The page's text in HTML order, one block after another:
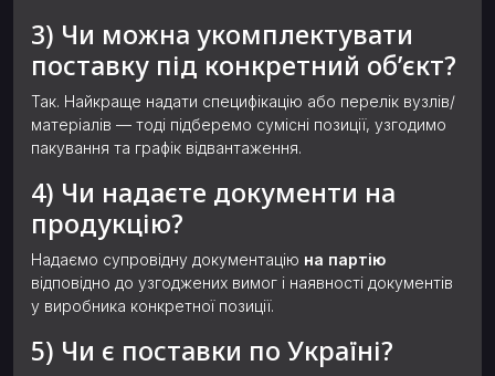
3) Чи можна укомплектувати
поставку під конкретний об’єкт?
Так. Найкраще надати специфікацію або перелік вузлів/
матеріалів — тоді підберемо сумісні позиції, узгодимо
пакування та графік відвантаження.
4) Чи надаєте документи на
продукцію?
Надаємо супровідну документацію на партію
відповідно до узгоджених вимог і наявності документів
у виробника конкретної позиції.
5) Чи є поставки по Україні?